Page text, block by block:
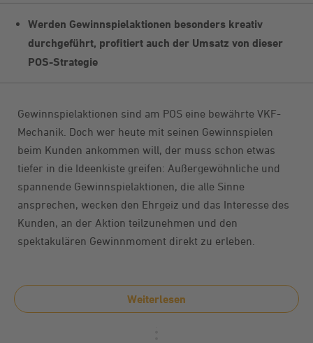
Werden Gewinnspielaktionen besonders kreativ
durchgeführt, profitiert auch der Umsatz von dieser
POS-Strategie
Gewinnspielaktionen sind am POS eine bewährte VKF-
Mechanik. Doch wer heute mit seinen Gewinnspielen
beim Kunden ankommen will, der muss schon etwas
tiefer in die Ideenkiste greifen: Außergewöhnliche und
spannende Gewinnspielaktionen, die alle Sinne
ansprechen, wecken den Ehrgeiz und das Interesse des
Kunden, an der Aktion teilzunehmen und den
spektakulären Gewinnmoment direkt zu erleben.
Weiterlesen